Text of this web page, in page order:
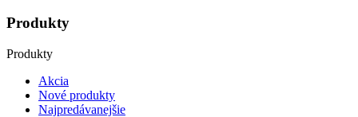
Produkty
Produkty
Akcia
Nové produkty
Najpredávanejšie